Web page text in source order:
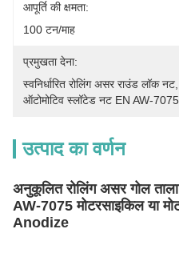
आपूर्ति की क्षमता:
100 टन/माह
प्रमुखता देना:
स्वनिर्धारित रोलिंग असर राउंड लॉक नट
ऑटोमोटिव स्लॉटेड नट EN AW-7075
उत्पाद का वर्णन
अनुकूलित रोलिंग असर गोल
AW-7075 मोटरसाइकिल या
Anodize